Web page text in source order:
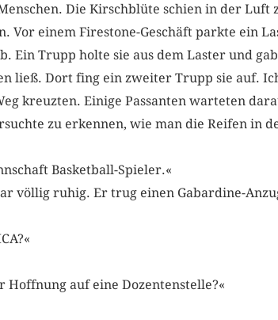
Die Kirschblüte schien in der Luft
Vor einem Firestone-­Geschäft parkte ein
Ein Trupp holte sie aus dem Laster und
ließ. Dort fing ein zweiter Trupp sie auf.
kreuzten. Einige Passanten warteten
zu erkennen, wie man die Reifen in
Basketball-Spieler.«
völlig ruhig. Er trug einen Gabardine-­
Hoffnung auf eine Dozentenstelle?«